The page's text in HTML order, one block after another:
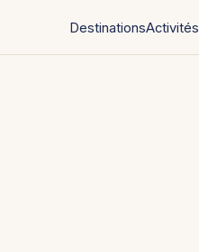
DestinationsActivités